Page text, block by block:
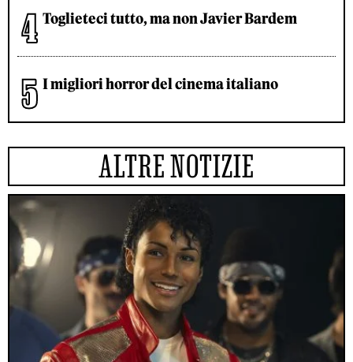
Toglieteci tutto, ma non Javier Bardem
I migliori horror del cinema italiano
ALTRE NOTIZIE